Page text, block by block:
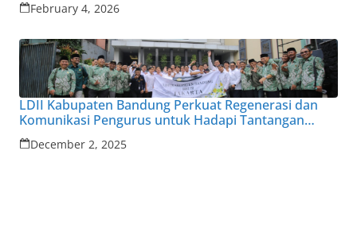
February 4, 2026
LDII Kabupaten Bandung Perkuat Regenerasi dan
Komunikasi Pengurus untuk Hadapi Tantangan
Zaman
December 2, 2025